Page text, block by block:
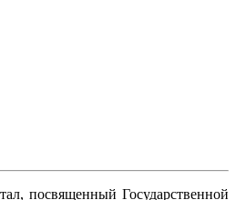
посвященный Государственной